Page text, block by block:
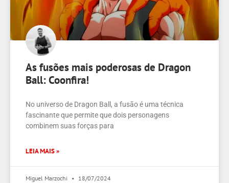
As fusões mais poderosas de Dragon
Ball: Coonfira!
No universo de Dragon Ball, a fusão é uma técnica
fascinante que permite que dois personagens
combinem suas forças para
LEIA MAIS »
Miguel Marzochi 18/07/2024